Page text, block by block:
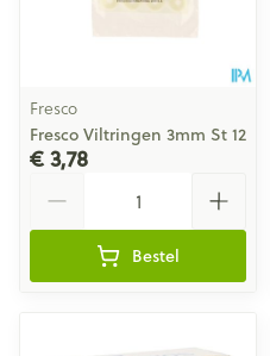
Fresco
Fresco Viltringen 3mm St 12
€ 3,78
Bestel